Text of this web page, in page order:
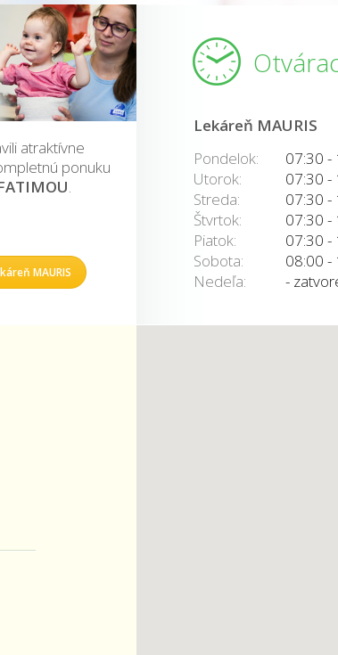
atraktívne
ponuku
.
MAURIS
Lekáreň MAURIS
Pondelok:
07:30 -
Utorok:
07:30 -
Streda:
07:30 -
Štvrtok:
07:30 -
Piatok:
07:30 -
Sobota:
08:00 -
Nedeľa:
-